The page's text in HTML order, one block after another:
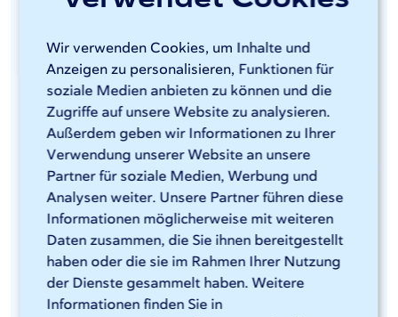
Wir verwenden Cookies, um Inhalte und
Anzeigen zu personalisieren, Funktionen für
soziale Medien anbieten zu können und die
Zugriffe auf unsere Website zu analysieren.
Außerdem geben wir Informationen zu Ihrer
Verwendung unserer Website an unsere
Partner für soziale Medien, Werbung und
Analysen weiter. Unsere Partner führen diese
Informationen möglicherweise mit weiteren
Daten zusammen, die Sie ihnen bereitgestellt
haben oder die sie im Rahmen Ihrer Nutzung
der Dienste gesammelt haben. Weitere
Informationen finden Sie in
Kantenbearbeitung von Edelstahl
Um scharfe Kanten an Blechen nach dem
Laserschneiden zu vermeiden und selbst kleinste Grate
zu entfernen, bietet 247TailorSteel bei Bedarf auch
eine Kantenbearbeitung als Nachbearbeitungsschritt
an. Unverzichtbar u.a. für die Lebensmittelindustrie
und zu beschichtende Materialien. Die
Kantenbearbeitung von rostfreiem Stahl wird auf einer
unserer sieben Timesavers-Maschinen durchgeführt.